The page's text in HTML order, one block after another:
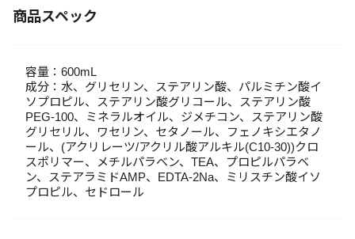
商品スペック
容量：600mL
成分：水、グリセリン、ステアリン酸、パルミチン酸イ
ソプロピル、ステアリン酸グリコール、ステアリン酸
PEG-100、ミネラルオイル、ジメチコン、ステアリン酸
グリセリル、ワセリン、セタノール、フェノキシエタノ
ール、(アクリレーツ/アクリル酸アルキル(C10-30))クロ
スポリマー、メチルパラベン、TEA、プロピルパラベ
ン、ステアラミドAMP、EDTA-2Na、ミリスチン酸イソ
プロピル、セドロール